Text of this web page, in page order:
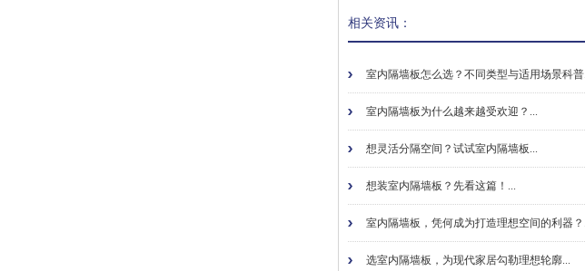
相关资讯：
室内隔墙板怎么选？不同类型与适用场景科普
室内隔墙板为什么越来越受欢迎？...
想灵活分隔空间？试试室内隔墙板...
想装室内隔墙板？先看这篇！...
室内隔墙板，凭何成为打造理想空间的利器？
选室内隔墙板，为现代家居勾勒理想轮廓...